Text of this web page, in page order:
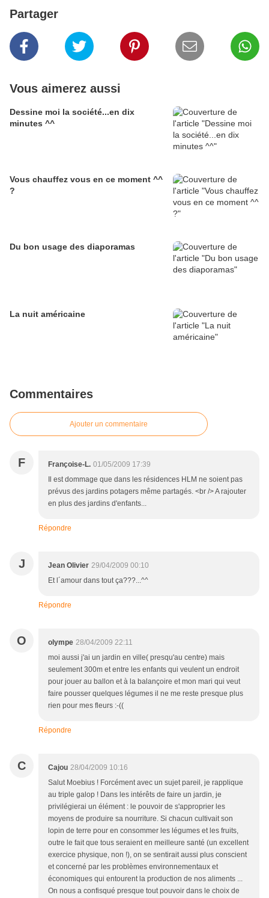
Partager
Vous aimerez aussi
Dessine moi la société...en dix
minutes ^^
Vous chauffez vous en ce moment ^^
?
Du bon usage des diaporamas
La nuit américaine
Commentaires
Ajouter un commentaire
F Françoise-L. 01/05/2009 17:39
Il est dommage que dans les résidences HLM ne soient pas
prévus des jardins potagers même partagés. <br /> A rajouter
en plus des jardins d'enfants...
Répondre
J Jean Olivier 29/04/2009 00:10
Et l´amour dans tout ça???...^^
Répondre
O olympe 28/04/2009 22:11
moi aussi j'ai un jardin en ville( presqu'au centre) mais
seulement 300m et entre les enfants qui veulent un endroit
pour jouer au ballon et à la balançoire et mon mari qui veut
faire pousser quelques légumes il ne me reste presque plus
rien pour mes fleurs :-((
Répondre
C Cajou 28/04/2009 10:16
Salut Moebius ! Forcément avec un sujet pareil, je rapplique
au triple galop ! Dans les intérêts de faire un jardin, je
privilégierai un élément : le pouvoir de s'approprier les
moyens de produire sa nourriture. Si chacun cultivait son
lopin de terre pour en consommer les légumes et les fruits,
outre le fait que tous seraient en meilleure santé (un excellent
exercice physique, non !), on se sentirait aussi plus conscient
et concerné par les problèmes environnementaux et
économiques qui entourent la production de nos aliments ...
On nous a confisqué presque tout pouvoir dans le choix de